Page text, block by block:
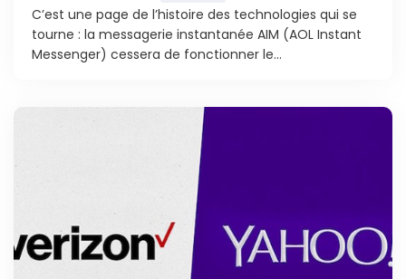
C’est une page de l’histoire des technologies qui se
tourne : la messagerie instantanée AIM (AOL Instant
Messenger) cessera de fonctionner le...